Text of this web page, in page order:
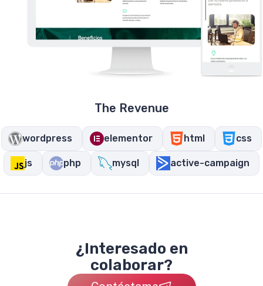
The Revenue
wordpress elementor html css
js php mysql active-campaign
¿Interesado en
colaborar?